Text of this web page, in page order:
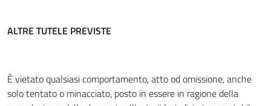
ALTRE TUTELE PREVISTE
È vietato qualsiasi comportamento, atto od omissione, anche
solo tentato o minacciato, posto in essere in ragione della